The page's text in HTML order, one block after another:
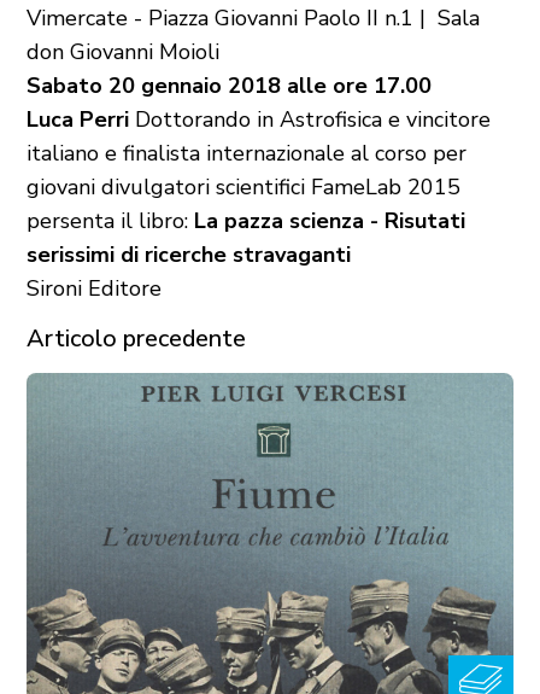
Vimercate - Piazza Giovanni Paolo II n.1 | Sala
don Giovanni Moioli
Sabato 20 gennaio 2018 alle ore 17.00
Luca Perri Dottorando in Astrofisica e vincitore
italiano e finalista internazionale al corso per
giovani divulgatori scientifici FameLab 2015
persenta il libro: La pazza scienza - Risutati
serissimi di ricerche stravaganti
Sironi Editore
Articolo precedente